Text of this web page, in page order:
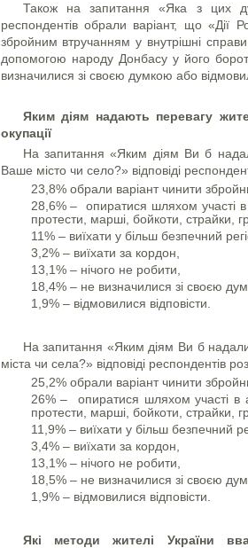
Також на запитання «Яка з цих
респондентів обрали варіант, що «Дії
збройним втручанням у внутрішні
допомогою народу Донбасу у його
визначилися зі своєю думкою або
Яким діям надають перевагу
окупації
На запитання «Яким діям Ви б
Ваше місто чи село?» відповіді
23,8% обрали варіант чинити
28,6% – опиратися шляхом участі в
протести, марші, бойкоти, страйки,
11% – виїхати у більш безпечний
3,2% – виїхати за кордон,
13,1% – нічого не робити,
18,4% – не визначилися зі своєю
1,9% – відмовилися відповісти.
На запитання «Яким діям Ви б
міста чи села?» відповіді респондентів
25,2% обрали варіант чинити
26% – опиратися шляхом участі в
протести, марші, бойкоти, страйки,
11,9% – виїхати у більш безпечний
3,4% – виїхати за кордон,
13,1% – нічого не робити,
18,5% – не визначилися зі своєю
1,9% – відмовилися відповісти.
Які методи жителі України